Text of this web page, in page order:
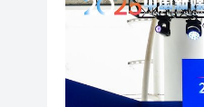
閩
有
50